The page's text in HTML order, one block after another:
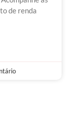
de renda